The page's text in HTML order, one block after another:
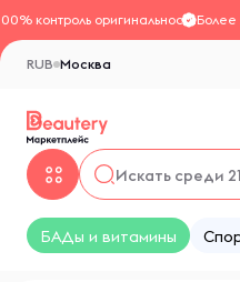
контроль оригинальностиБолее
Москва
RUB
БАДы и витамины